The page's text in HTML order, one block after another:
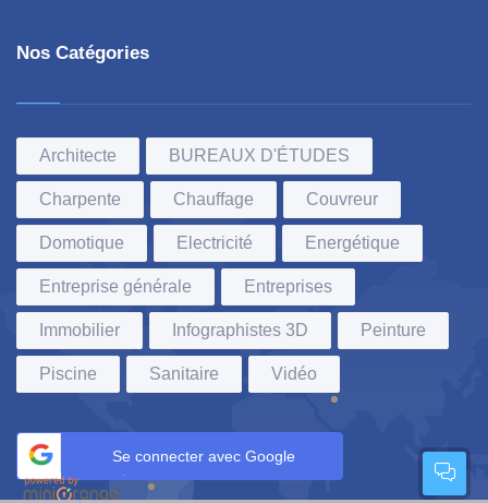
Nos Catégories
Architecte BUREAUX D'ÉTUDES
Charpente Chauffage Couvreur
Domotique Electricité Energétique
Entreprise générale Entreprises
Immobilier Infographistes 3D Peinture
Piscine Sanitaire Vidéo
Se connecter avec Google